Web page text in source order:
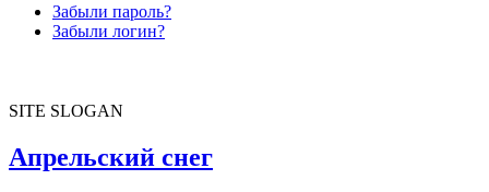
Забыли пароль?
Забыли логин?
SITE SLOGAN
Апрельский снег